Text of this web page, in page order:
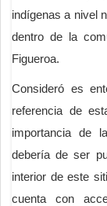
indígenas a nivel
dentro de la
Figueroa.
Consideró es
referencia de
importancia de
debería de ser
interior de este
cuenta con